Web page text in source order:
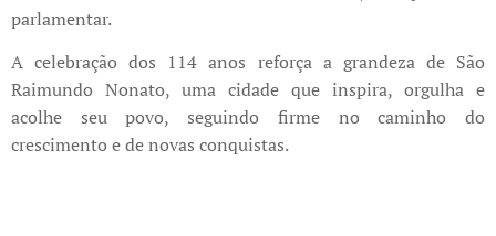
parlamentar.
A celebração dos 114 anos reforça a grandeza de São
Raimundo Nonato, uma cidade que inspira, orgulha e
acolhe seu povo, seguindo firme no caminho do
crescimento e de novas conquistas.